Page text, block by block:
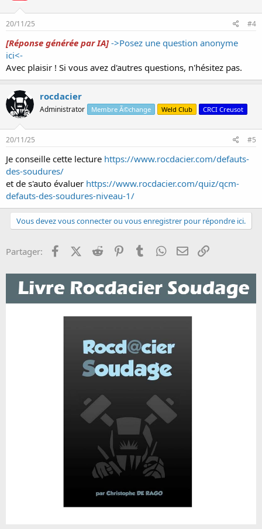
20/11/25 #4
[Réponse générée par IA] ->Posez une question anonyme
ici<-
Avec plaisir ! Si vous avez d'autres questions, n'hésitez pas.
rocdacier
Administrator Membre Ã©change Weld Club CRCI Creusot
20/11/25 #5
Je conseille cette lecture https://www.rocdacier.com/defauts-
des-soudures/
et de s'auto évaluer https://www.rocdacier.com/quiz/qcm-
defauts-des-soudures-niveau-1/
Vous devez vous connecter ou vous enregistrer pour répondre ici.
Partager: FacebookX (Twitter)
Reddit PinterestTumblr WhatsApp
Email